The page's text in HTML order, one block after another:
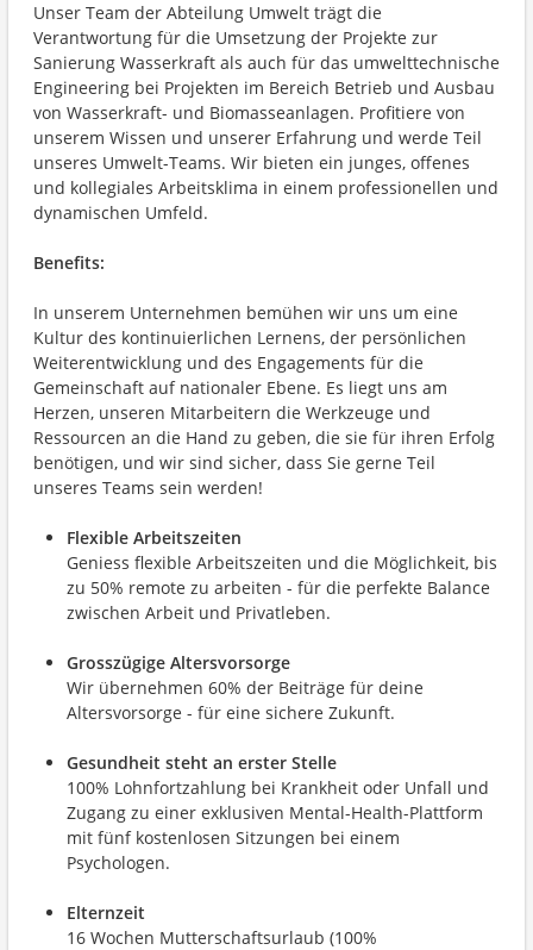
Unser Team der Abteilung Umwelt trägt die
Verantwortung für die Umsetzung der Projekte zur
Sanierung Wasserkraft als auch für das umwelttechnische
Engineering bei Projekten im Bereich Betrieb und Ausbau
von Wasserkraft- und Biomasseanlagen. Profitiere von
unserem Wissen und unserer Erfahrung und werde Teil
unseres Umwelt-Teams. Wir bieten ein junges, offenes
und kollegiales Arbeitsklima in einem professionellen und
dynamischen Umfeld.
Benefits:
In unserem Unternehmen bemühen wir uns um eine
Kultur des kontinuierlichen Lernens, der persönlichen
Weiterentwicklung und des Engagements für die
Gemeinschaft auf nationaler Ebene. Es liegt uns am
Herzen, unseren Mitarbeitern die Werkzeuge und
Ressourcen an die Hand zu geben, die sie für ihren Erfolg
benötigen, und wir sind sicher, dass Sie gerne Teil
unseres Teams sein werden!
Flexible Arbeitszeiten
Geniess flexible Arbeitszeiten und die Möglichkeit, bis
zu 50% remote zu arbeiten - für die perfekte Balance
zwischen Arbeit und Privatleben.
Grosszügige Altersvorsorge
Wir übernehmen 60% der Beiträge für deine
Altersvorsorge - für eine sichere Zukunft.
Gesundheit steht an erster Stelle
100% Lohnfortzahlung bei Krankheit oder Unfall und
Zugang zu einer exklusiven Mental-Health-Plattform
mit fünf kostenlosen Sitzungen bei einem
Psychologen.
Elternzeit
16 Wochen Mutterschaftsurlaub (100%